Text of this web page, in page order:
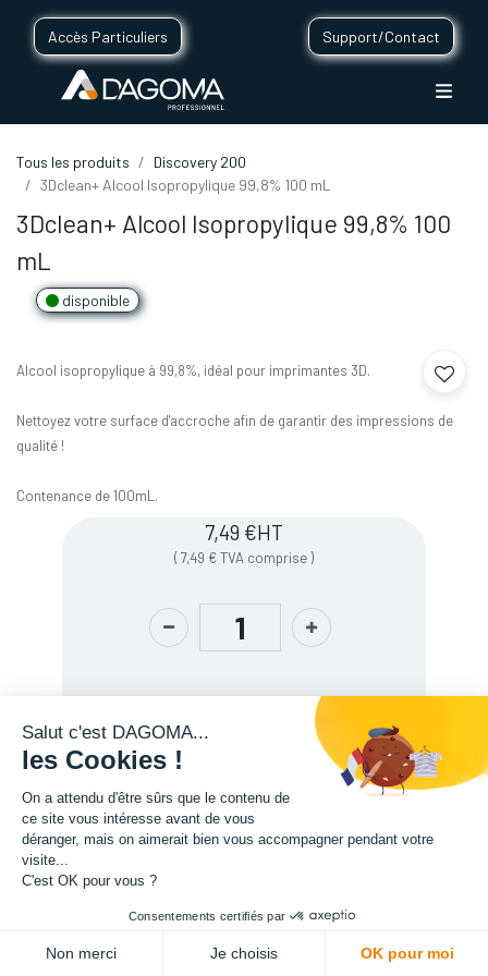
Accès Particuliers Support/Contact
Tous les produits
Discovery 200
3Dclean+ Alcool Isopropylique 99,8% 100 mL
3Dclean+ Alcool Isopropylique 99,8% 100
mL
disponible
Alcool isopropylique à 99,8%, idéal pour imprimantes 3D.
Nettoyez votre surface d'accroche afin de garantir des impressions de
qualité !
Contenance de 100mL.
7,49 €HT
( 7,49 €TVA comprise )
Description
Salut c'est DAGOMA...
les Cookies !
On a attendu d'être sûrs que le contenu de
ce site vous intéresse avant de vous
déranger, mais on aimerait bien vous accompagner pendant votre
visite...
C'est OK pour vous ?
Consentements certifiés par
Non merci Je choisis OK pour moi